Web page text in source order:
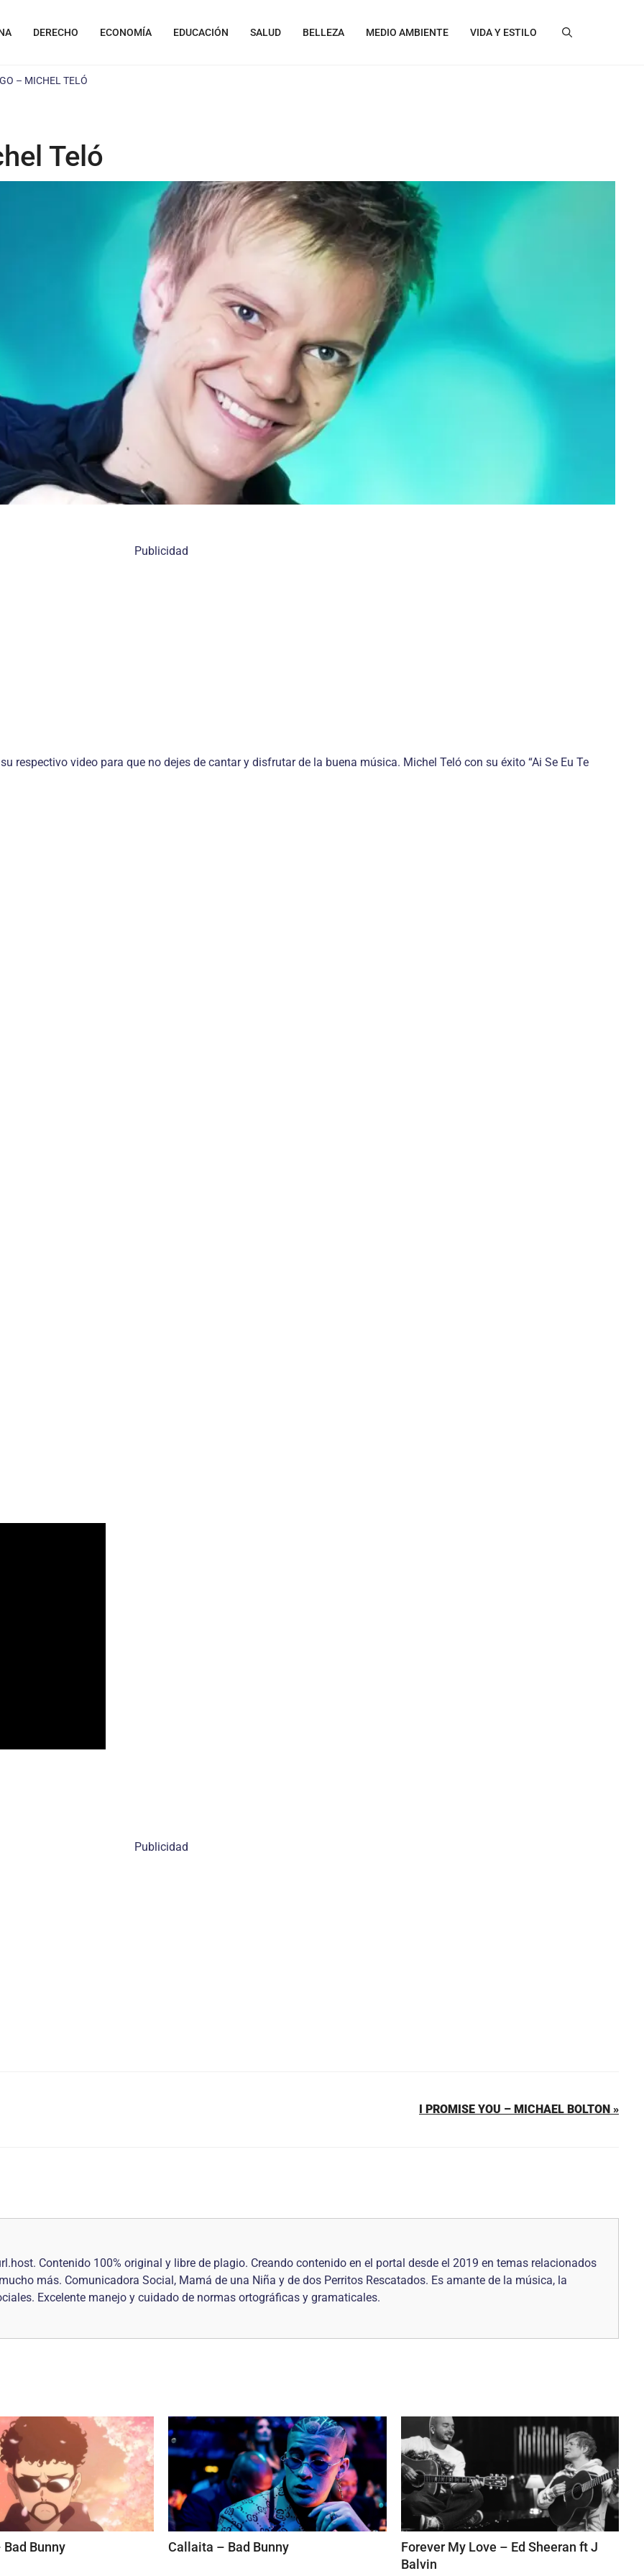
DERECHO ECONOMÍA EDUCACIÓN SALUD BELLEZA MEDIO AMBIENTE VIDA Y ESTILO
– MICHEL TELÓ
Teló
Publicidad
respectivo video para que no dejes de cantar y disfrutar de la buena música. Michel Teló con su éxito “Ai Se Eu Te
Publicidad
I PROMISE YOU – MICHAEL BOLTON »
Contenido 100% original y libre de plagio. Creando contenido en el portal desde el 2019 en temas relacionados
más. Comunicadora Social, Mamá de una Niña y de dos Perritos Rescatados. Es amante de la música, la
Excelente manejo y cuidado de normas ortográficas y gramaticales.
Bunny Callaita – Bad Bunny
Forever My Love – Ed Sheeran ft J
Balvin